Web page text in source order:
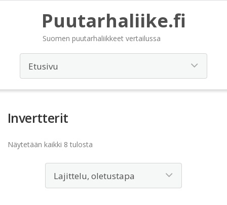
Puutarhaliike.fi
Suomen puutarhaliikkeet vertailussa
Invertterit
Näytetään kaikki 8 tulosta